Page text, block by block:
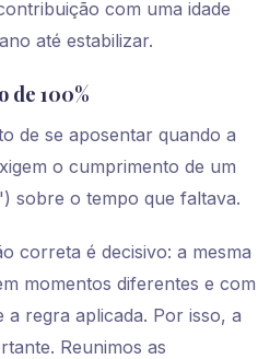
com uma idade
até estabilizar.
de 100%
de se aposentar quando a
o cumprimento de um
sobre o tempo que faltava.
correta é decisivo: a mesma
momentos diferentes e com
regra aplicada. Por isso, a
Reunimos as